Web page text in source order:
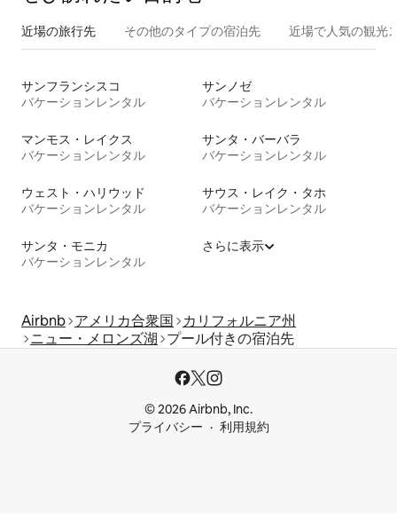
近場の旅行先 その他のタ⁠イ⁠プ⁠の宿⁠泊⁠先 近場で人気の観光
サンフランシスコ
バケーションレンタル
サンノゼ
バケーションレンタル
マンモス・レイクス
バケーションレンタル
サンタ・バーバラ
バケーションレンタル
ウェスト・ハリウッド
バケーションレンタル
サウス・レイク・タホ
バケーションレンタル
サンタ・モニカ
バケーションレンタル
さらに表示
Airbnb アメリカ合衆国
カリフォルニア州
ニュー・メロンズ湖 プール付きの宿泊先
© 2026 Airbnb, Inc.
プライバシー
利用規約